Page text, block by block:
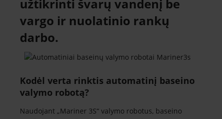
užtikrinti švarų vandenį be
vargo ir nuolatinio rankų
darbo.
Kodėl verta rinktis automatinį baseino
valymo robotą?
Naudojant „Mariner 3S“ valymo robotus, baseino